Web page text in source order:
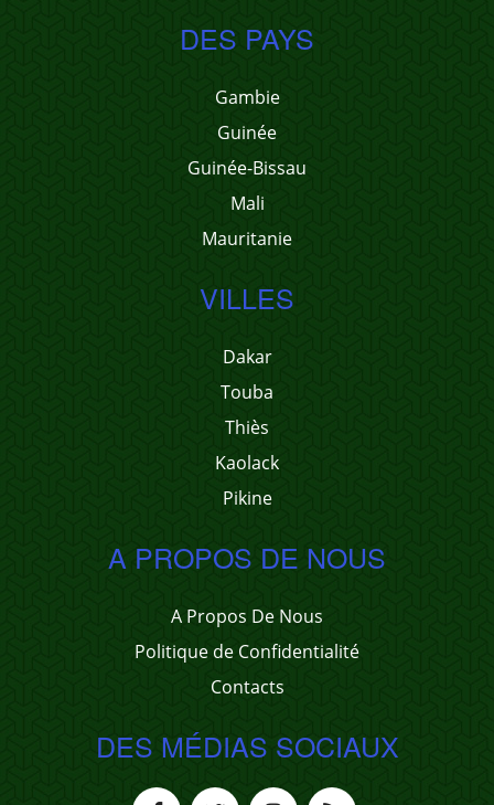
DES PAYS
Gambie
Guinée
Guinée-Bissau
Mali
Mauritanie
VILLES
Dakar
Touba
Thiès
Kaolack
Pikine
A PROPOS DE NOUS
A Propos De Nous
Politique de Confidentialité
Contacts
DES MÉDIAS SOCIAUX